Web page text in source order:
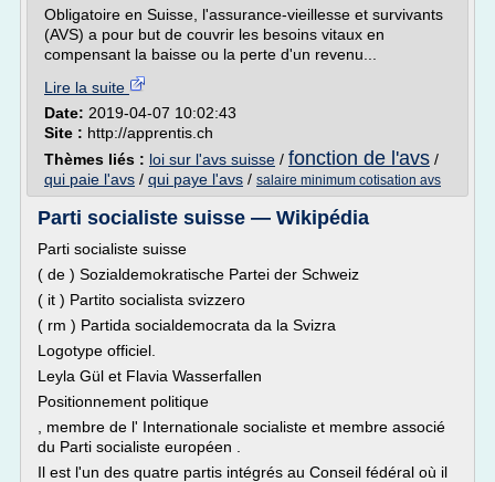
Obligatoire en Suisse, l'assurance-vieillesse et survivants
(AVS) a pour but de couvrir les besoins vitaux en
compensant la baisse ou la perte d'un revenu...
Lire la suite
Date: 2019-04-07 10:02:43
Site : http://apprentis.ch
Thèmes liés : loi sur l'avs suisse / fonction de l'avs /
qui paie l'avs / qui paye l'avs / salaire minimum cotisation avs
Parti socialiste suisse — Wikipédia
Parti socialiste suisse
( de ) Sozialdemokratische Partei der Schweiz
( it ) Partito socialista svizzero
( rm ) Partida socialdemocrata da la Svizra
Logotype officiel.
Leyla Gül et Flavia Wasserfallen
Positionnement politique
, membre de l' Internationale socialiste et membre associé
du Parti socialiste européen .
Il est l'un des quatre partis intégrés au Conseil fédéral où il